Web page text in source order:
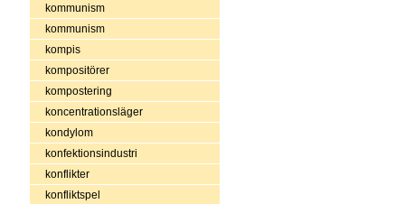
kommunism
kommunism
kompis
kompositörer
kompostering
koncentrationsläger
kondylom
konfektionsindustri
konflikter
konfliktspel